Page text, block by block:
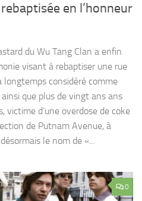
en l’honneur
du Wu Tang Clan a enfin
visant à rebaptiser une rue
longtemps considéré comme
que plus de vingt ans ans
victime d’une overdose de coke
de Putnam Avenue, à
le nom de «...
0